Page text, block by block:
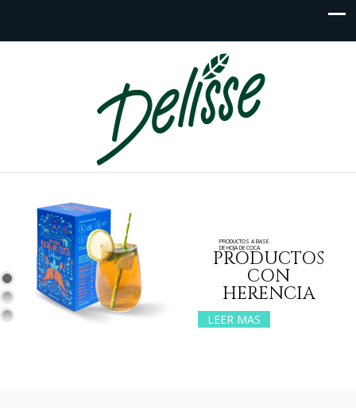
PRODUCTOS A BASE
DE HOJA DE COCA
PRODUCTOS
CON
HERENCIA
LEER MAS